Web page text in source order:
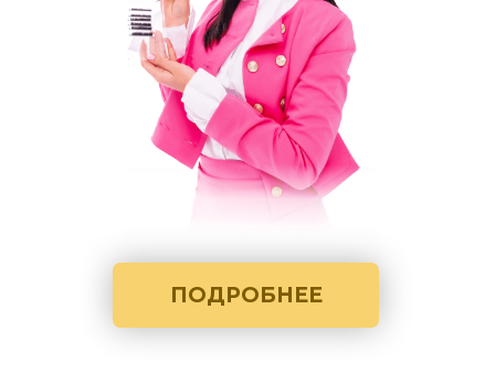
ПОДРОБНЕЕ